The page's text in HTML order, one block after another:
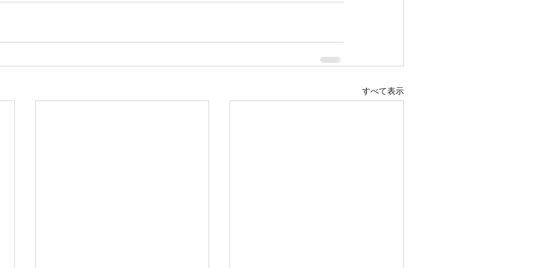
すべて表示